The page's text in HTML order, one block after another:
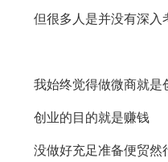
但很多人是并没有深入
我始终觉得做微商就是
创业的目的就是赚钱
没做好充足准备便贸然